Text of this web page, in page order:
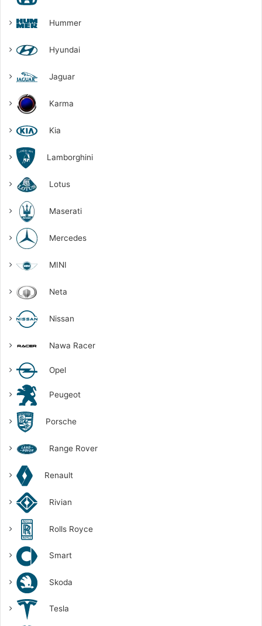
Hummer
Hyundai
Jaguar
Karma
Kia
Lamborghini
Lotus
Maserati
Mercedes
MINI
Neta
Nissan
Nawa Racer
Opel
Peugeot
Porsche
Range Rover
Renault
Rivian
Rolls Royce
Smart
Skoda
Tesla